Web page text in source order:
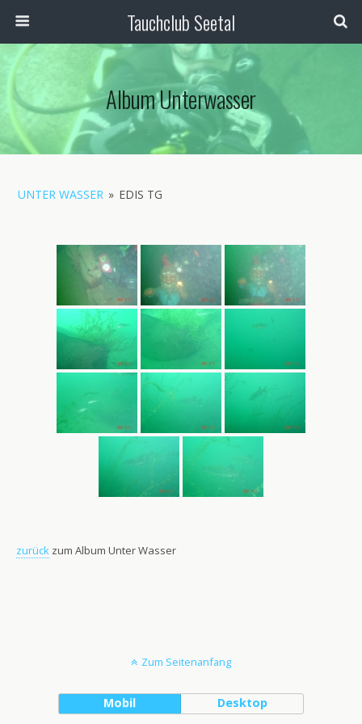
Tauchclub Seetal
Album Unterwasser
UNTER WASSER » EDIS TG
zurück zum Album Unter Wasser
Zum Seitenanfang
Mobil Desktop